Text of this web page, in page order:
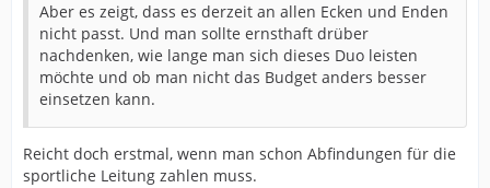
Aber es zeigt, dass es derzeit an allen Ecken und Enden
nicht passt. Und man sollte ernsthaft drüber
nachdenken, wie lange man sich dieses Duo leisten
möchte und ob man nicht das Budget anders besser
einsetzen kann.
Reicht doch erstmal, wenn man schon Abfindungen für die
sportliche Leitung zahlen muss.